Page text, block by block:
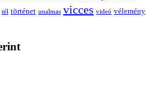
tél történet unalmas vicces videó vélemény